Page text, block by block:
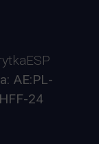
AE:PL-
24